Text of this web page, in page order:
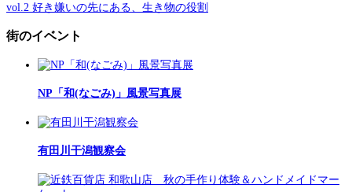
vol.2 好き嫌いの先にある、生き物の役割
街のイベント
NP「和(なごみ)」風景写真展
有田川干潟観察会